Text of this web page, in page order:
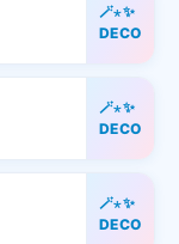
🪄⋆✨
DECO
🪄⋆✨
DECO
🪄⋆✨
DECO